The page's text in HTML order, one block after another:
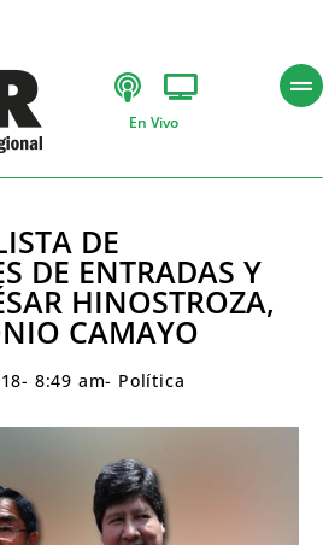
En Vivo
DE
DE ENTRADAS Y
HINOSTROZA,
CAMAYO
- 8:49 am- Política